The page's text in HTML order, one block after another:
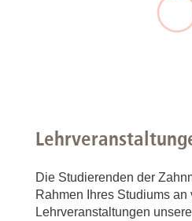
Die Studierenden der
Rahmen Ihres Studiums an
Lehrveranstaltungen